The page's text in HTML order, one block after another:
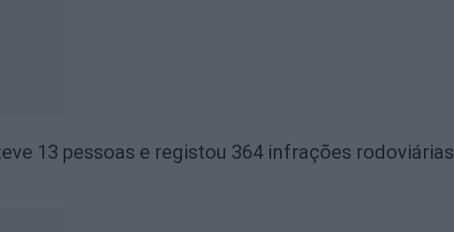
13 pessoas e registou 364 infrações rodoviárias